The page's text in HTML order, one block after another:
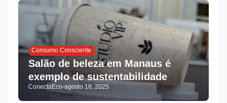
Consumo Consciente
Salão de beleza em Manaus é
exemplo de sustentabilidade
ConectaEco-agosto 18, 2025